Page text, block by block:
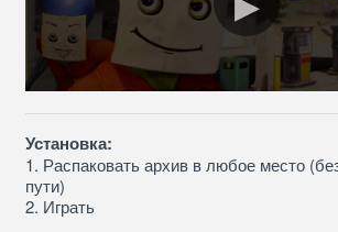
Установка:
1. Распаковать архив в любое место
пути)
2. Играть